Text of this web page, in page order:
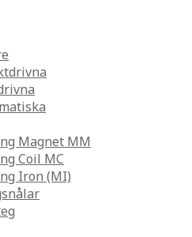
Magnet MM
Coil MC
Iron (MI)